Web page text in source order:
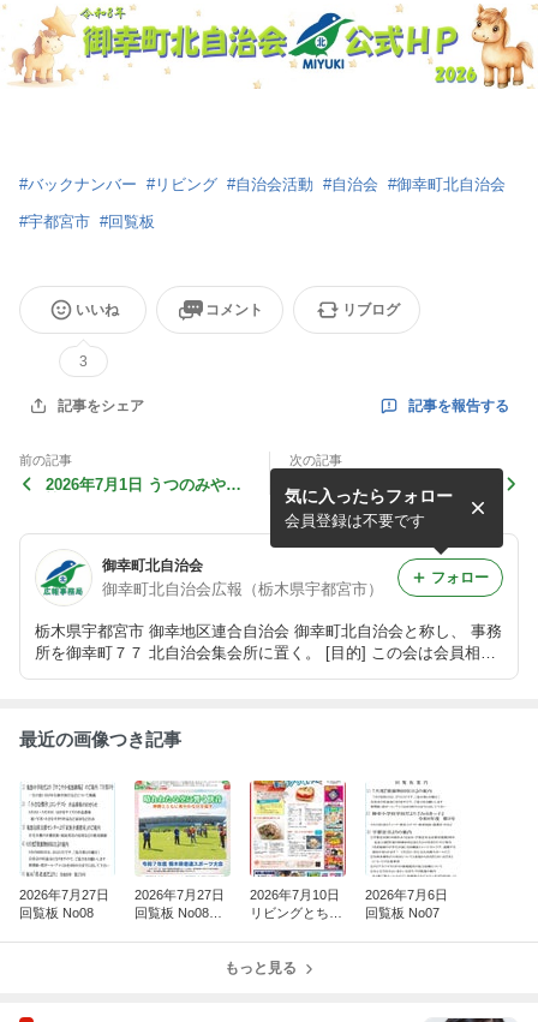
#バックナンバー #リビング #自治会活動 #自治会 #御幸町北自治会
#宇都宮市 #回覧板
いいね
3
コメント リブログ
記事をシェア 記事を報告する
前の記事
2026年7月1日 うつのみや社
次の記事
2026年6月22日 回覧板 No06
御幸町北自治会
御幸町北自治会広報（栃木県宇都宮市）
栃木県宇都宮市 御幸地区連合自治会 御幸町北自治会と称し、 事務
所を御幸町７７ 北自治会集会所に置く。 [目的] この会は会員相互
の友好と親睦、文化と環境の改善を図り、 地域住民の福利厚生に
気に入ったらフォロー
会員登録は不要です
フォロー
最近の画像つき記事
2026年7月27日
回覧板 No08
2026年7月27日
回覧板 No08
2026年7月10日
リビングとちぎ
2026年7月6日
回覧板 No07
もっと見る